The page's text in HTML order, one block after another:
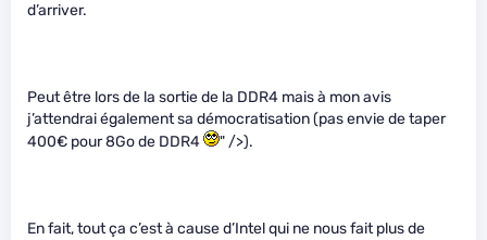
d’arriver.
Peut être lors de la sortie de la DDR4 mais à mon avis
j’attendrai également sa démocratisation (pas envie de taper
400€ pour 8Go de DDR4
" />).
En fait, tout ça c’est à cause d’Intel qui ne nous fait plus de